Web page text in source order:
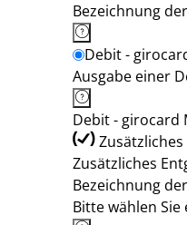
Bezeichnung
Debit -
Ausgabe einer
Debit - girocard
Zusätzliches
Bezeichnung
Bitte wählen Sie